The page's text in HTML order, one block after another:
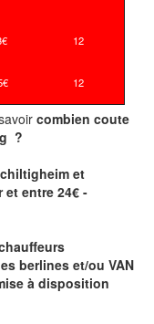
12
12
combien coute
?
et
et entre 24€ -
berlines et/ou VAN
à disposition